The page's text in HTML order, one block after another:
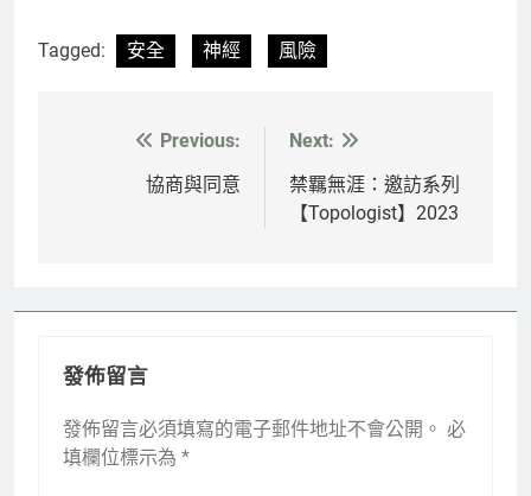
Tagged: 安全 神經 風險
Previous:
協商與同意
Next:
禁羈無涯：邀訪系列
【Topologist】2023
發佈留言
發佈留言必須填寫的電子郵件地址不會公開。 必
填欄位標示為 *